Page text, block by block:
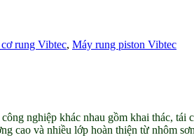
rung Vibtec, Máy rung piston Vibtec
nghiệp khác nhau gồm khai thác, tái
cao và nhiều lớp hoàn thiện từ nhôm